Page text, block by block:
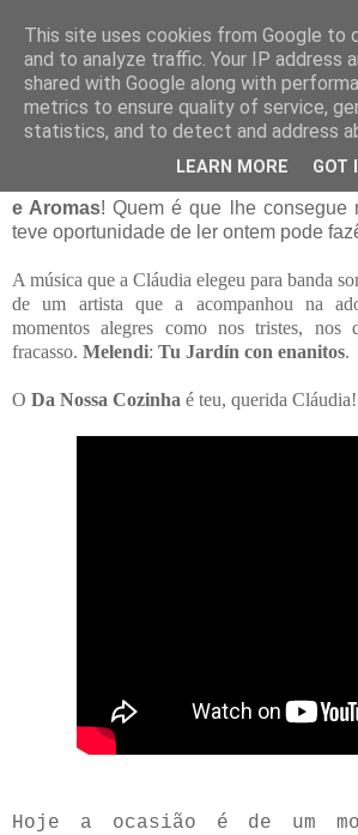
06 setembro 2013
Guest Post # Taças da
Histórias e Aromas
e Aromas! Quem é que lhe consegue
teve oportunidade de ler ontem pode
A música que a Cláudia elegeu para banda
de um artista que a acompanhou na
momentos alegres como nos tristes, nos
fracasso. Melendi: Tu Jardín con enanitos.
O Da Nossa Cozinha é teu, querida Cláudia!
Hoje a ocasião é de um
This site uses cookies from Google to
and to analyze traffic. Your IP address
shared with Google along with
metrics to ensure quality of service,
statistics, and to detect and address
LEARN MORE GOT